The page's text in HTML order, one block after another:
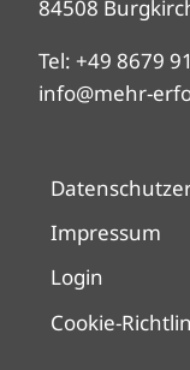
84508
Tel: +49 8679
info@mehr-
Impressum
Login
Cookie-